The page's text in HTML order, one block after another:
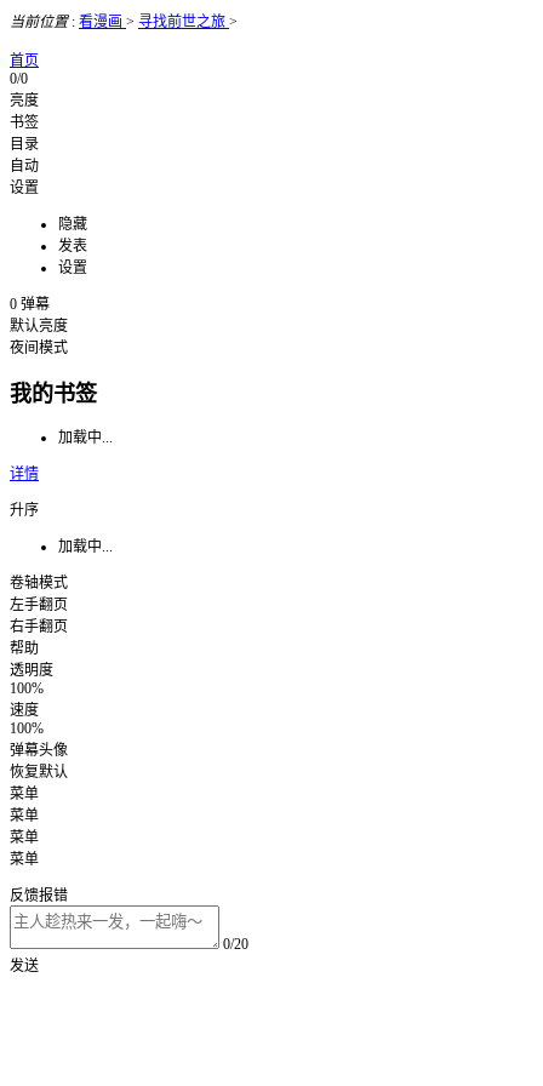
当前位置: 看漫画 > 寻找前世之旅 >
首页
0/0
亮度
书签
目录
自动
设置
隐藏
发表
设置
0 弹幕
默认亮度
夜间模式
我的书签
加载中...
详情
升序
加载中...
卷轴模式
左手翻页
右手翻页
帮助
透明度
100%
速度
100%
弹幕头像
恢复默认
菜单
菜单
菜单
菜单
反馈报错
0/20
发送